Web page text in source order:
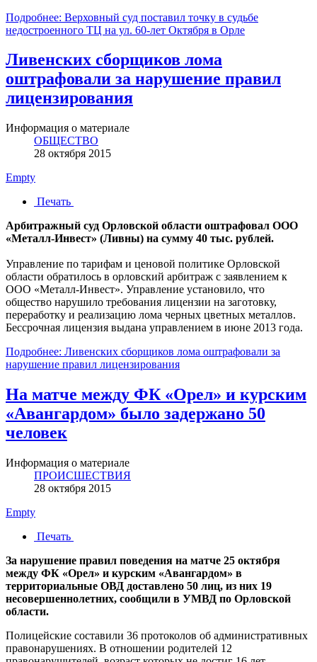
Подробнее: Верховный суд поставил точку в судьбе
недостроенного ТЦ на ул. 60-лет Октября в Орле
Ливенских сборщиков лома
оштрафовали за нарушение правил
лицензирования
Информация о материале
ОБЩЕСТВО
28 октября 2015
Empty
Печать
Арбитражный суд Орловской области оштрафовал ООО
«Металл-Инвест» (Ливны) на сумму 40 тыс. рублей.
Управление по тарифам и ценовой политике Орловской
области обратилось в орловский арбитраж с заявлением к
ООО «Металл-Инвест». Управление установило, что
общество нарушило требования лицензии на заготовку,
переработку и реализацию лома черных цветных металлов.
Бессрочная лицензия выдана управлением в июне 2013 года.
Подробнее: Ливенских сборщиков лома оштрафовали за
нарушение правил лицензирования
На матче между ФК «Орел» и курским
«Авангардом» было задержано 50
человек
Информация о материале
ПРОИСШЕСТВИЯ
28 октября 2015
Empty
Печать
За нарушение правил поведения на матче 25 октября
между ФК «Орел» и курским «Авангардом» в
территориальные ОВД доставлено 50 лиц, из них 19
несовершеннолетних, сообщили в УМВД по Орловской
области.
Полицейские составили 36 протоколов об административных
правонарушениях. В отношении родителей 12